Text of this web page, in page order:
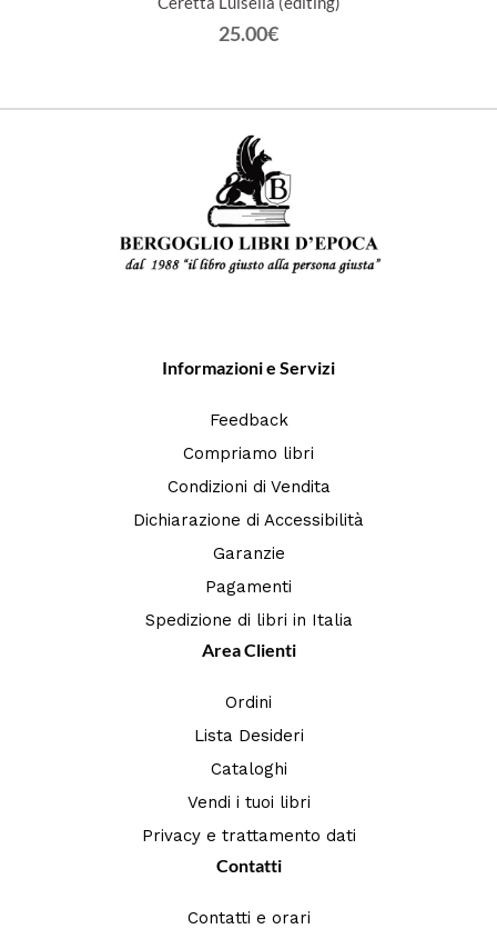
25.00€
Informazioni e Servizi
Feedback
Compriamo libri
Condizioni di Vendita
Dichiarazione di Accessibilità
Garanzie
Pagamenti
Spedizione di libri in Italia
Area Clienti
Ordini
Lista Desideri
Cataloghi
Vendi i tuoi libri
Privacy e trattamento dati
Contatti
Contatti e orari